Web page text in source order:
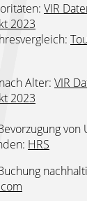
VIR
2023
Alter: VIR
2023
HRS